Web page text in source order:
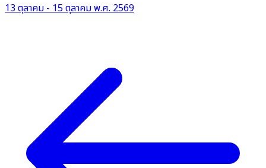
13 ตุลาคม - 15 ตุลาคม พ.ศ. 2569